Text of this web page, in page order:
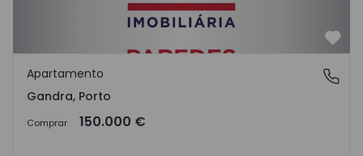
Gandra, Porto
Apartamento
Gandra, Porto
Comprar 150.000 €